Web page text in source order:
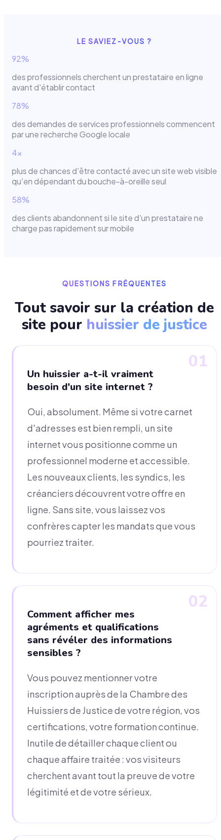
LE SAVIEZ-VOUS ?
92%
des professionnels cherchent un prestataire en ligne
avant d'établir contact
78%
des demandes de services professionnels commencent
par une recherche Google locale
4x
plus de chances d'être contacté avec un site web visible
qu'en dépendant du bouche-à-oreille seul
58%
des clients abandonnent si le site d'un prestataire ne
charge pas rapidement sur mobile
QUESTIONS FRÉQUENTES
Tout savoir sur la création de
site pour huissier de justice
01
Un huissier a-t-il vraiment
besoin d'un site internet ?
Oui, absolument. Même si votre carnet
d'adresses est bien rempli, un site
internet vous positionne comme un
professionnel moderne et accessible.
Les nouveaux clients, les syndics, les
créanciers découvrent votre offre en
ligne. Sans site, vous laissez vos
confrères capter les mandats que vous
pourriez traiter.
02
Comment afficher mes
agréments et qualifications
sans révéler des informations
sensibles ?
Vous pouvez mentionner votre
inscription auprès de la Chambre des
Huissiers de Justice de votre région, vos
certifications, votre formation continue.
Inutile de détailler chaque client ou
chaque affaire traitée : vos visiteurs
cherchent avant tout la preuve de votre
légitimité et de votre sérieux.